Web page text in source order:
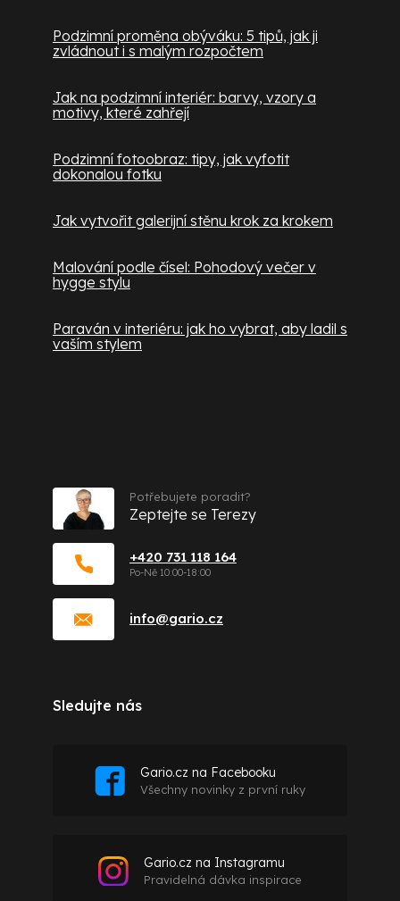
Podzimní proměna obýváku: 5 tipů, jak ji
zvládnout i s malým rozpočtem
Jak na podzimní interiér: barvy, vzory a
motivy, které zahřejí
Podzimní fotoobraz: tipy, jak vyfotit
dokonalou fotku
Jak vytvořit galerijní stěnu krok za krokem
Malování podle čísel: Pohodový večer v
hygge stylu
Paraván v interiéru: jak ho vybrat, aby ladil s
vaším stylem
info@gario.cz
+420 731 118 164
Potřebujete poradit?
Zeptejte se Terezy
Sledujte nás
Gario.cz na Facebooku
Všechny novinky z první ruky
Gario.cz na Instagramu
Pravidelná dávka inspirace